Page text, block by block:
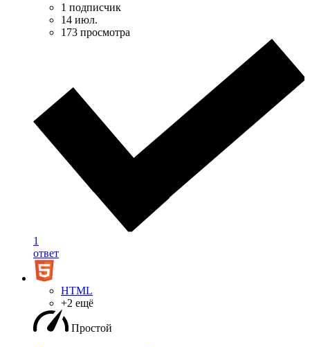
1 подписчик
14 июл.
173 просмотра
1
ответ
HTML
+2 ещё
Простой